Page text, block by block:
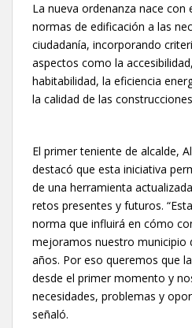
La nueva ordenanza nace
normas de edificación a las
ciudadanía, incorporando
aspectos como la
habitabilidad, la eficiencia
la calidad de las
El primer teniente de alcalde,
destacó que esta iniciativa
de una herramienta
retos presentes y futuros.
norma que influirá en cómo
mejoramos nuestro municipio
años. Por eso queremos que
desde el primer momento y
necesidades, problemas y
señaló.